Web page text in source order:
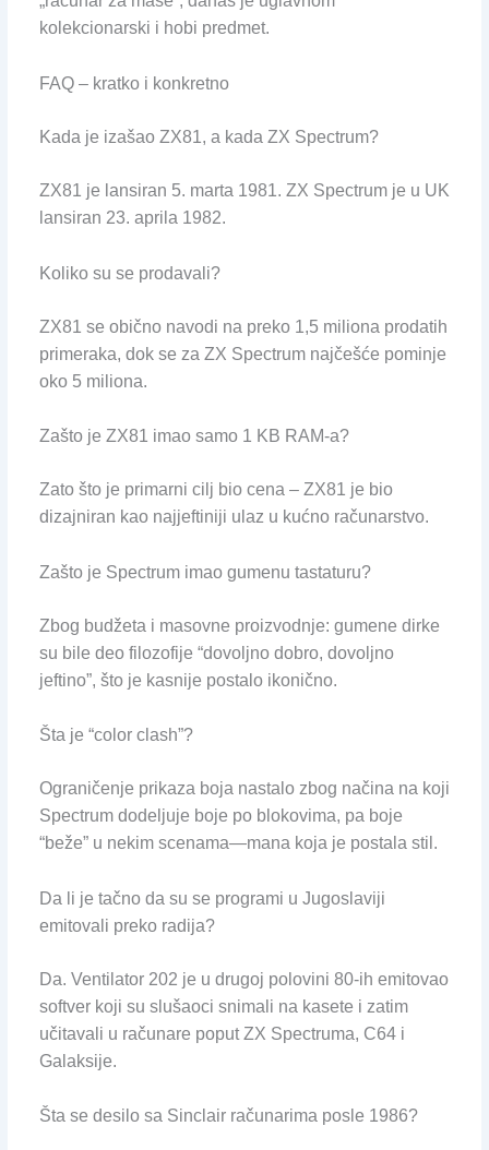
kolekcionarski i hobi predmet.
FAQ – kratko i konkretno
Kada je izašao ZX81, a kada ZX Spectrum?
ZX81 je lansiran 5. marta 1981. ZX Spectrum je u UK
lansiran 23. aprila 1982.
Koliko su se prodavali?
ZX81 se obično navodi na preko 1,5 miliona prodatih
primeraka, dok se za ZX Spectrum najčešće pominje
oko 5 miliona.
Zašto je ZX81 imao samo 1 KB RAM-a?
Zato što je primarni cilj bio cena – ZX81 je bio
dizajniran kao najjeftiniji ulaz u kućno računarstvo.
Zašto je Spectrum imao gumenu tastaturu?
Zbog budžeta i masovne proizvodnje: gumene dirke
su bile deo filozofije “dovoljno dobro, dovoljno
jeftino”, što je kasnije postalo ikonično.
Šta je “color clash”?
Ograničenje prikaza boja nastalo zbog načina na koji
Spectrum dodeljuje boje po blokovima, pa boje
“beže” u nekim scenama—mana koja je postala stil.
Da li je tačno da su se programi u Jugoslaviji
emitovali preko radija?
Da. Ventilator 202 je u drugoj polovini 80-ih emitovao
softver koji su slušaoci snimali na kasete i zatim
učitavali u računare poput ZX Spectruma, C64 i
Galaksije.
Šta se desilo sa Sinclair računarima posle 1986?